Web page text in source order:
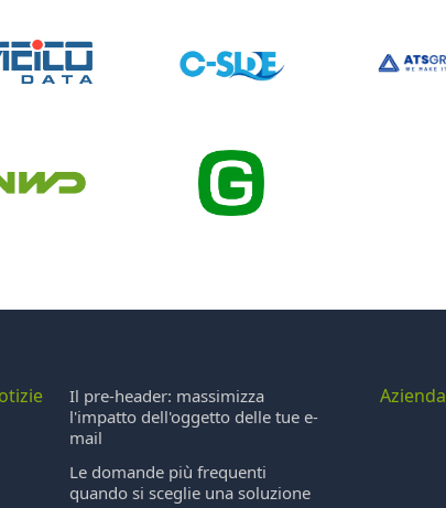
Il pre-header: massimizza
l'impatto dell'oggetto delle tue e-
mail
Le domande più frequenti
quando si sceglie una soluzione
Azienda